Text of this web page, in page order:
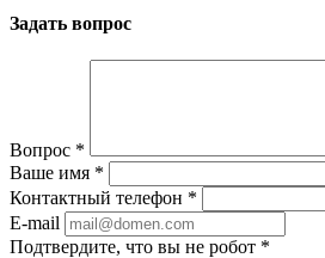
Задать вопрос
Вопрос *
Ваше имя *
Контактный телефон *
E-mail
Подтвердите, что вы не робот *